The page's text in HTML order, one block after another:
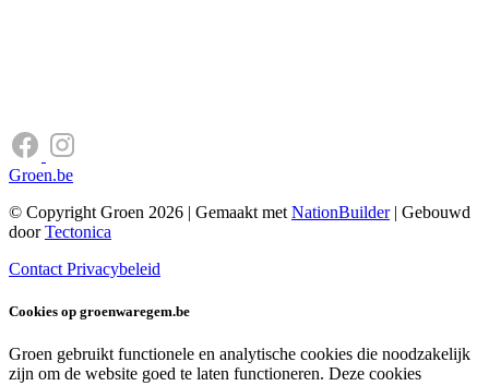
Groen.be
© Copyright Groen 2026 | Gemaakt met NationBuilder| Gebouwd
doorTectonica
Contact Privacybeleid
Cookies op groenwaregem.be
Groen gebruikt functionele en analytische cookies die noodzakelijk
zijn om de website goed te laten functioneren. Deze cookies